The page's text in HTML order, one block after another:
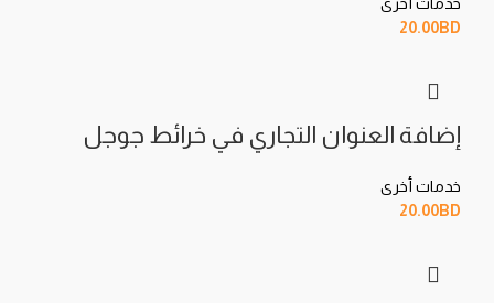
خدمات أخرى
20.00BD
إضافة العنوان التجاري في خرائط جوجل
خدمات أخرى
20.00BD